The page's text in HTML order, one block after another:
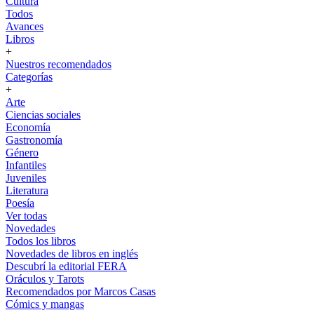
Todos
Avances
Libros
+
Nuestros recomendados
Categorías
+
Arte
Ciencias sociales
Economía
Gastronomía
Género
Infantiles
Juveniles
Literatura
Poesía
Ver todas
Novedades
Todos los libros
Novedades de libros en inglés
Descubrí la editorial FERA
Oráculos y Tarots
Recomendados por Marcos Casas
Cómics y mangas